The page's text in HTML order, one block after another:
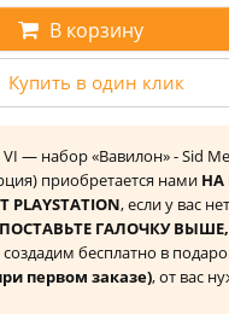
В корзину
Купить в один клик
— набор «Вавилон» - Sid
приобретается нами НА
, если у вас нет
ПОСТАВЬТЕ ГАЛОЧКУ ВЫШЕ,
создадим бесплатно в
первом заказе), от вас